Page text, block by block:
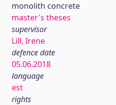
monolith concrete
master's theses
supervisor
Lill, Irene
defence date
05.06.2018
language
est
rights